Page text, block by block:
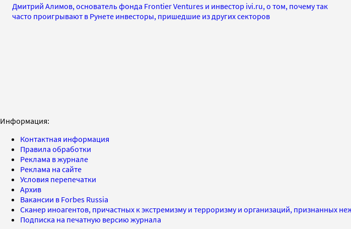
Дмитрий Алимов, основатель фонда Frontier Ventures и инвестор ivi.ru, о том, почему так
часто проигрывают в Рунете инвесторы, пришедшие из других секторов
Информация:
Контактная информация
Правила обработки
Реклама в журнале
Реклама на сайте
Условия перепечатки
Архив
Вакансии в Forbes Russia
Сканер иноагентов, причастных к экстремизму и терроризму и организаций, признанных
Подписка на печатную версию журнала